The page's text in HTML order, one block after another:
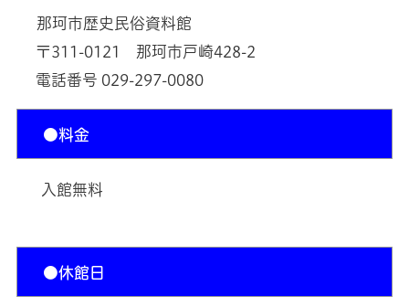
那珂市歴史民俗資料館
〒311-0121 那珂市戸崎428-2
電話番号 029-297-0080
●料金
入館無料
●休館日